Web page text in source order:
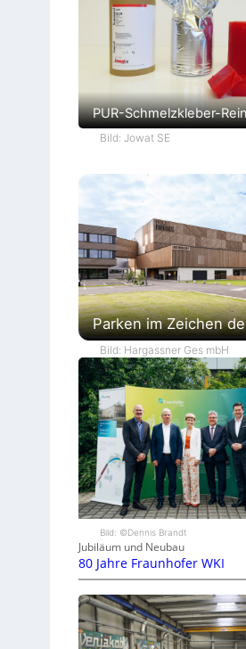
PUR-Schmelzkleber-
Bild: Jowat SE
Parken im Zeichen
Bild: Hargassner Ges mbH
Bild: ©Dennis Brandt
Jubiläum und Neubau
80 Jahre Fraunhofer WKI